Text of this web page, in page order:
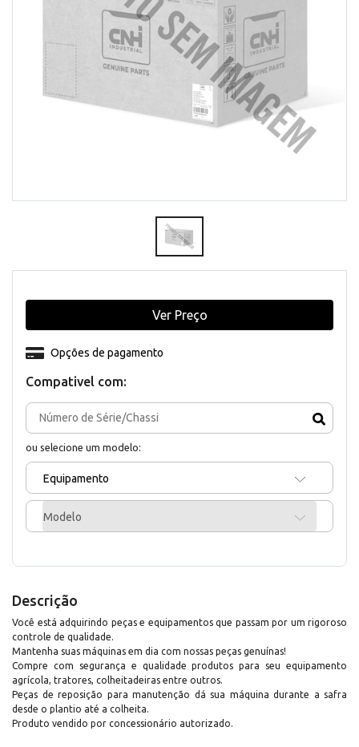
Compativel com:
ou selecione um modelo:
Equipamento
Modelo
Opções de pagamento
Ver Preço
Descrição
Você está adquirindo peças e equipamentos que passam por um rigoroso
controle de qualidade.
Mantenha suas máquinas em dia com nossas peças genuínas!
Compre com segurança e qualidade produtos para seu equipamento
agrícola, tratores, colheitadeiras entre outros.
Peças de reposição para manutenção dá sua máquina durante a safra
desde o plantio até a colheita.
Produto vendido por concessionário autorizado.